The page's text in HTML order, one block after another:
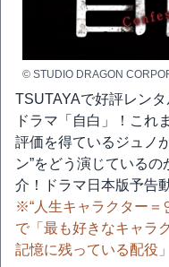
© STUDIO DRAGON
TSUTAYAで好評レン
ドラマ「自白」！これ
評価を得ているジュノ
ン”をどう演じている
介！ドラマ日本版予告
※“人生キャラクター＝
で「最も好きなキャラ
記憶に残っている配役